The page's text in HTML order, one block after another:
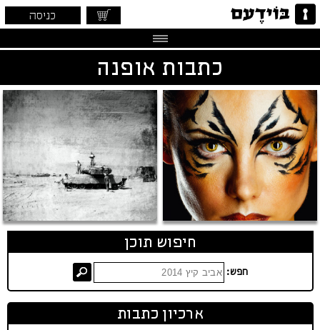
כניסה
כתבות אופנה
חיפוש תוכן
חפש:
ארכיון כתבות